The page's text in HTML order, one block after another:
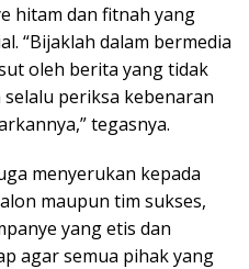
hitam dan fitnah yang
“Bijaklah dalam bermedia
oleh berita yang tidak
selalu periksa kebenaran
tegasnya.
menyerukan kepada
maupun tim sukses,
yang etis dan
agar semua pihak yang